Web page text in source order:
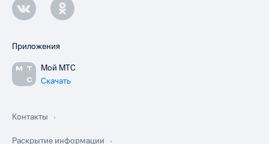
Приложения
Мой МТС
Скачать
Контакты
Раскрытие информации